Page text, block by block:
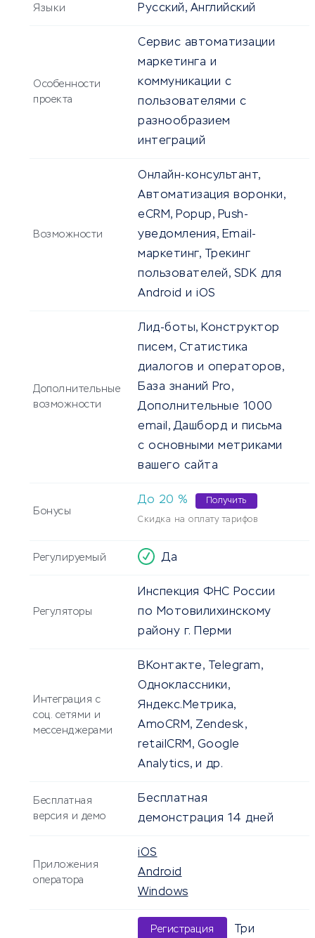
Языки Русский, Английский
Особенности
проекта
Сервис автоматизации
маркетинга и
коммуникации с
пользователями с
разнообразием
интеграций
Возможности
Онлайн-консультант,
Автоматизация воронки,
eCRM, Popup, Push-
уведомления, Email-
маркетинг, Трекинг
пользователей, SDK для
Android и iOS
Дополнительные
возможности
Лид-боты, Конструктор
писем, Статистика
диалогов и операторов,
База знаний Pro,
Дополнительные 1000
email, Дашборд и письма
с основными метриками
вашего сайта
Бонусы
До 20 % Получить
Скидка на оплату тарифов
Регулируемый Да
Регуляторы
Инспекция ФНС России
по Мотовилихинскому
району г. Перми
Интеграция с
соц. сетями и
мессенджерами
ВКонтакте, Telegram,
Одноклассники,
Яндекс.Метрика,
AmoCRM, Zendesk,
retailCRM, Google
Analytics, и др.
Бесплатная
версия и демо
Бесплатная
демонстрация 14 дней
Приложения
оператора
iOS
Android
Windows
Регистрация Три